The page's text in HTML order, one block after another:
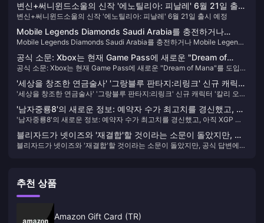
변신+써니윈드소울의 신작 '에노틸리아: 피날레' 6월 21일 출시
예정
변신+써니윈드소울의 신작 '에노틸리아: 피날레' 6월 21일 출시 예정
Mobile Legends Diamonds Saudi Arabia를 충전하거나
Mobile Legends Diamonds Saudi Arabia를 구매하는 방법
Mobile Legends Diamonds Saudi Arabia를 충전하거나 Mobile Legends
공식 소문: Xbox는 현재 Game Pass에 새로운 "Dream of
Mana"를 도입할 계획이 없습니다.
공식 소문: Xbox는 현재 Game Pass에 새로운 "Dream of Mana"를 도입할
'세상을 창조한 연금술사' '그랑블루 판타지:리링크' 신규 캐릭터
'칼리 오스트로' 소개
'세상을 창조한 연금술사' '그랑블루 판타지:리링크' 신규 캐릭터 '칼리 오스
'남자중룡8'의 새로운 정보: 예약자 수가 최고치를 경신했고, 아
직 XGP 계획이 없으며, 본선에만 약 72~96시간이 소요될 예정
입니다.
'남자중룡8'의 새로운 정보: 예약자 수가 최고치를 경신했고, 아직 XGP 계
블리자드가 넷이즈와 '재결합'할 것이라는 소문이 돌았지만, 공
식 답변에서는 아직 공유할 정보가 없다고 밝혔습니다.
블리자드가 넷이즈와 '재결합'할 것이라는 소문이 돌았지만, 공식 답변에서
추천 상품
Amazon Gift Card (TR)